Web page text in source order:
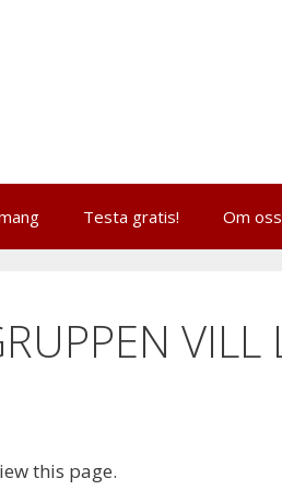
Testa gratis! Om oss
this page.